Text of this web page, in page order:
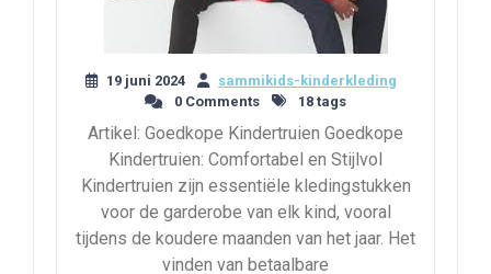
19 juni 2024
sammikids-kinderkleding
0 Comments
18 tags
Artikel: Goedkope Kindertruien Goedkope
Kindertruien: Comfortabel en Stijlvol
Kindertruien zijn essentiële kledingstukken
voor de garderobe van elk kind, vooral
tijdens de koudere maanden van het jaar. Het
vinden van betaalbare